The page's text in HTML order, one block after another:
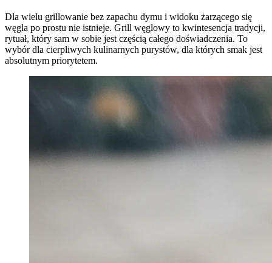
Dla wielu grillowanie bez zapachu dymu i widoku żarzącego się
węgla po prostu nie istnieje. Grill węglowy to kwintesencja tradycji,
rytuał, który sam w sobie jest częścią całego doświadczenia. To
wybór dla cierpliwych kulinarnych purystów, dla których smak jest
absolutnym priorytetem.